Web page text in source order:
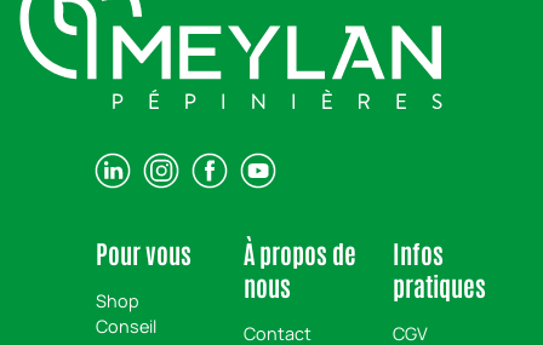
Pour vous
Shop
Conseil
À propos de
nous
Contact
Infos
pratiques
CGV